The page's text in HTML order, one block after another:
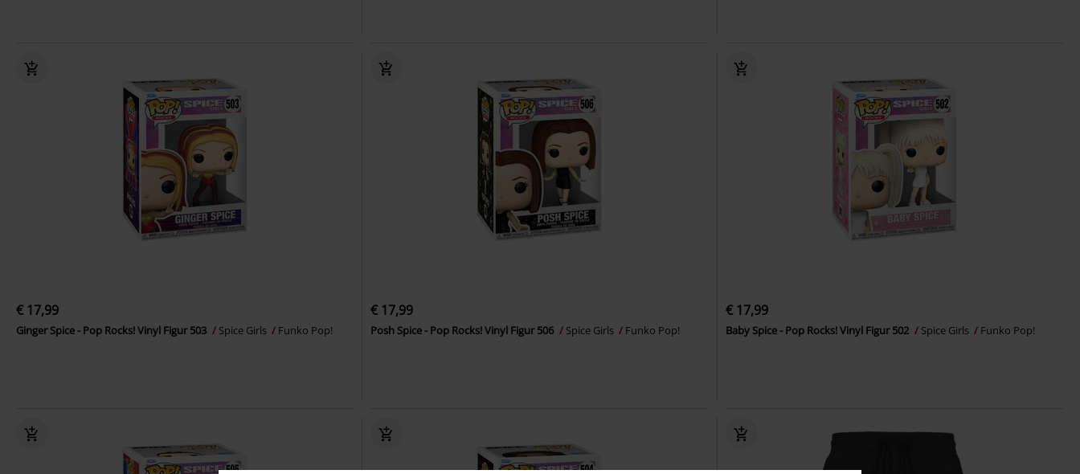
€ 17,99
Ginger Spice - Pop Rocks! Vinyl Figur 503 Spice Girls Funko Pop!
€ 17,99
Posh Spice - Pop Rocks! Vinyl Figur 506 Spice Girls Funko Pop!
€ 17,99
Baby Spice - Pop Rocks! Vinyl Figur 502 Spice Girls Funko Pop!